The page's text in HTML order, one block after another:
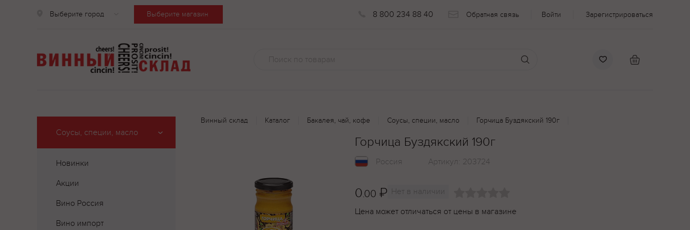
Выберите город Выберите магазин 8 800 234 88 40 Обратная связь Войти Зарегистрироваться
Соусы, специи, масло
Новинки
Акции
Вино Россия
Вино импорт
Винный склад Каталог Бакалея, чай, кофе Соусы, специи, масло Горчица Буздякский 190г
Горчица Буздякский 190г
Россия Артикул: 203724
0.00 ₽ Нет в наличии
Цена может отличаться от цены в магазине